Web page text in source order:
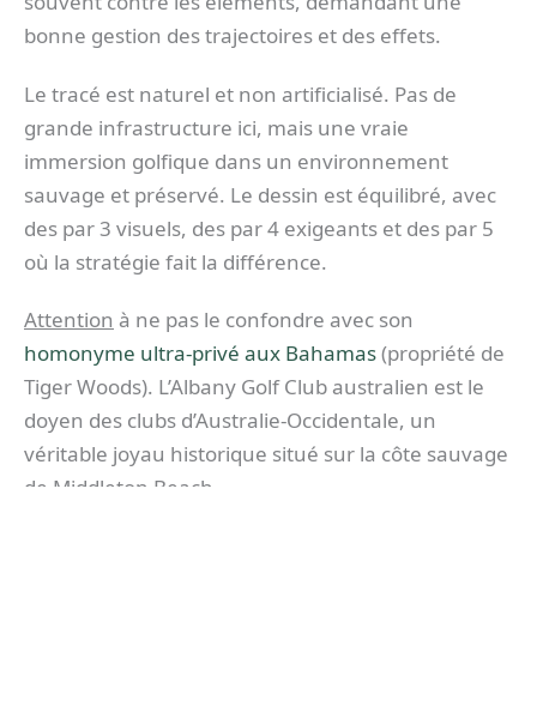
bonne gestion des trajectoires et des effets.
Le tracé est naturel et non artificialisé. Pas de
grande infrastructure ici, mais une vraie
immersion golfique dans un environnement
sauvage et préservé. Le dessin est équilibré, avec
des par 3 visuels, des par 4 exigeants et des par 5
où la stratégie fait la différence.
Attention à ne pas le confondre avec son
homonyme ultra-privé aux Bahamas(propriété de
Tiger Woods). L’Albany Golf Club australien est le
doyen des clubs d’Australie-Occidentale, un
véritable joyau historique situé sur la côte sauvage
de Middleton Beach.